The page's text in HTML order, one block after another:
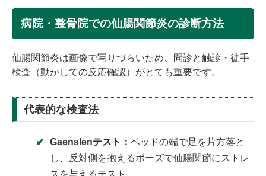
病院・整骨院での仙腸関節炎の診断方法
仙腸関節炎は画像で写りづらいため、問診と触診・徒手
検査（動かしての反応確認）がとても重要です。
代表的な検査法
Gaenslenテスト： ベッドの端で足を片方落と
し、反対側を抱えるポーズで仙腸関節にストレ
スを与えるテスト。